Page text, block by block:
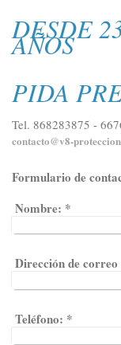
DESDE
AÑOS
PIDA
Tel. 868283875 -
contacto@v8-
Formulario de
Nombre: *
Dirección de
Teléfono: *